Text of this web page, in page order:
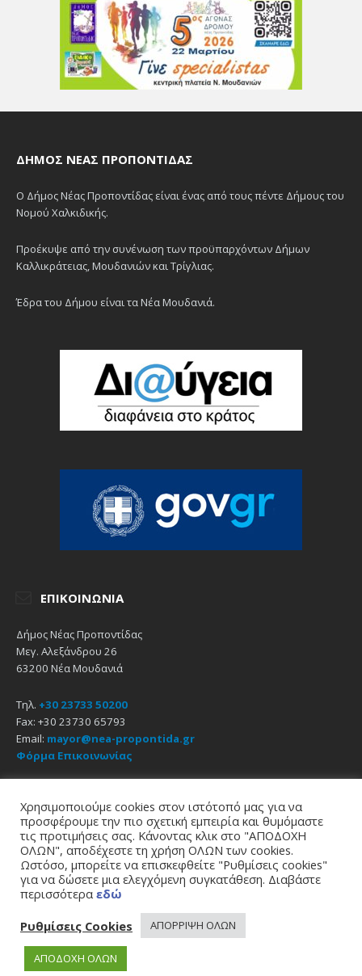
ΔΉΜΟΣ ΝΈΑΣ ΠΡΟΠΟΝΤΊΔΑΣ
Ο Δήμος Νέας Προποντίδας είναι ένας από τους πέντε Δήμους του
Νομού Χαλκιδικής.
Προέκυψε από την συνένωση των προϋπαρχόντων Δήμων
Καλλικράτειας, Μουδανιών και Τρίγλιας.
Έδρα του Δήμου είναι τα Νέα Μουδανιά.
ΕΠΙΚΟΙΝΩΝΊΑ
Δήμος Νέας Προποντίδας
Μεγ. Αλεξάνδρου 26
63200 Νέα Μουδανιά
Τηλ. +30 23733 50200
Fax: +30 23730 65793
Email: mayor@nea-propontida.gr
Φόρμα Επικοινωνίας
EmailFacebookYouTube
Αρχική Πολιτική Απορρήτου Πολιτική Cookies
© 2021
Χρησιμοποιούμε cookies στον ιστότοπό μας για να
προσφέρουμε την πιο σχετική εμπειρία και θυμόμαστε
τις προτιμήσεις σας. Κάνοντας κλικ στο "ΑΠΟΔΟΧΗ
ΟΛΩΝ", αποδέχεστε τη χρήση ΟΛΩΝ των cookies.
Ωστόσο, μπορείτε να επισκεφθείτε "Ρυθμίσεις cookies"
για να δώσετε μια ελεγχόμενη συγκατάθεση. Διαβάστε
περισσότερα εδώ
Ρυθμίσεις Cookies
ΑΠΟΡΡΙΨΗ ΟΛΩΝ
ΑΠΟΔΟΧΗ ΟΛΩΝ